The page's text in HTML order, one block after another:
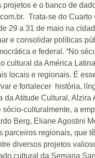
e o banco de
Trata-se do Cuarto
29 a 31 de maio na
e consolidar políticas
e federal. “No
cultural da América
locais e regionais. É
e fortalecer história,
da Atitude Cultural, Alzira
culturalmente, a
Berg, Eliane Agostini
parceiros regionais, que
diversos projetos
cultural da Semana